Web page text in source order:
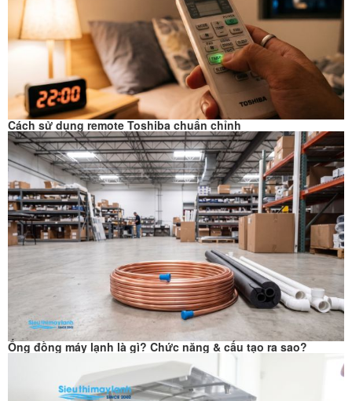
Cách sử dụng remote Toshiba chuẩn chỉnh
Ống đồng máy lạnh là gì? Chức năng & cấu tạo ra sao?